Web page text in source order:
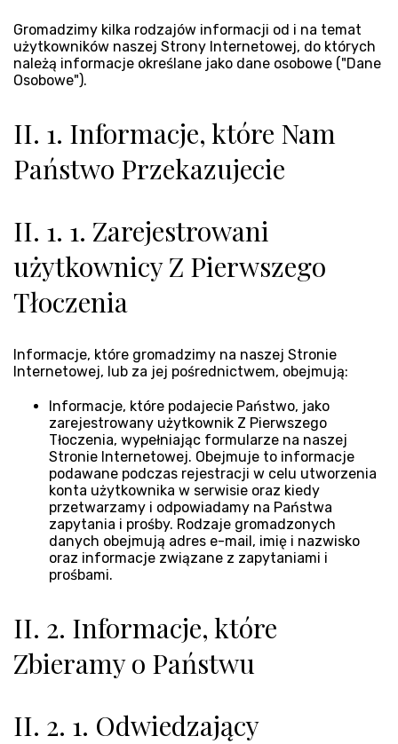
Gromadzimy kilka rodzajów informacji od i na temat
użytkowników naszej Strony Internetowej, do których
należą informacje określane jako dane osobowe ("Dane
Osobowe").
II. 1. Informacje, które Nam
Państwo Przekazujecie
II. 1. 1. Zarejestrowani
użytkownicy Z Pierwszego
Tłoczenia
Informacje, które gromadzimy na naszej Stronie
Internetowej, lub za jej pośrednictwem, obejmują:
Informacje, które podajecie Państwo, jako
zarejestrowany użytkownik Z Pierwszego
Tłoczenia, wypełniając formularze na naszej
Stronie Internetowej. Obejmuje to informacje
podawane podczas rejestracji w celu utworzenia
konta użytkownika w serwisie oraz kiedy
przetwarzamy i odpowiadamy na Państwa
zapytania i prośby. Rodzaje gromadzonych
danych obejmują adres e-mail, imię i nazwisko
oraz informacje związane z zapytaniami i
prośbami.
II. 2. Informacje, które
Zbieramy o Państwu
II. 2. 1. Odwiedzający